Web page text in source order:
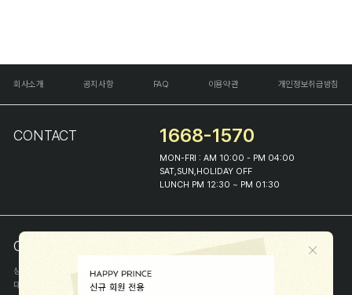
회사소개 공지사항 FAQ 이용약관 개인정보취급방침
CONTACT 1668-1570
MON-FRI : AM 10:00 - PM 04:00
SAT,SUN,HOLIDAY OFF
LUNCH PM 12:30 ~ PM 01:30
COMPANY INFO
상호
(주)해피프린스
대표
이화진